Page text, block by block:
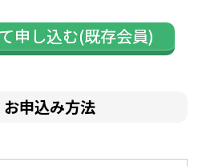
申し込む(既存会員)
申込み方法